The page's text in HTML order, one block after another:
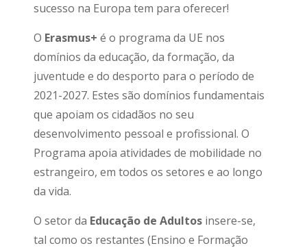
sucesso na Europa tem para oferecer!
O Erasmus+ é o programa da UE nos
domínios da educação, da formação, da
juventude e do desporto para o período de
2021-2027. Estes são domínios fundamentais
que apoiam os cidadãos no seu
desenvolvimento pessoal e profissional. O
Programa apoia atividades de mobilidade no
estrangeiro, em todos os setores e ao longo
da vida.
O setor da Educação de Adultos insere-se,
tal como os restantes (Ensino e Formação